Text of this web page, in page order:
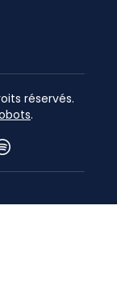
réservés.
.